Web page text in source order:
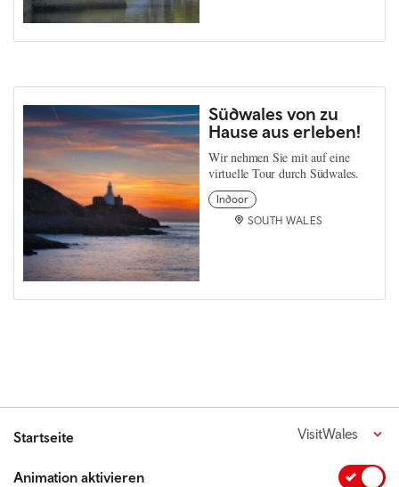
Südwales von zu
Hause aus erleben!
Wir nehmen Sie mit auf eine
virtuelle Tour durch Südwales.
Indoor
SOUTH WALES
Startseite VisitWales
Animation aktivieren